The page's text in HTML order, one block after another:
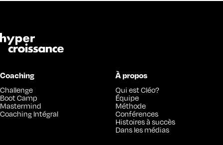
Coaching
Challenge
Boot Camp
Mastermind
Coaching Intégral
À propos
Qui est Cléo?
Équipe
Méthode
Conférences
Histoires à succès
Dans les médias